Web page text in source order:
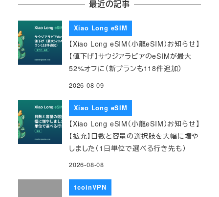
最近の記事
Xiao Long eSIM
【Xiao Long eSIM（小龍eSIM）お知らせ】
【値下げ】サウジアラビアのeSIMが最大
52%オフに（新プランも118件追加）
2026-08-09
Xiao Long eSIM
【Xiao Long eSIM（小龍eSIM）お知らせ】
【拡充】日数と容量の選択肢を大幅に増や
しました（1日単位で選べる行き先も）
2026-08-08
1coinVPN